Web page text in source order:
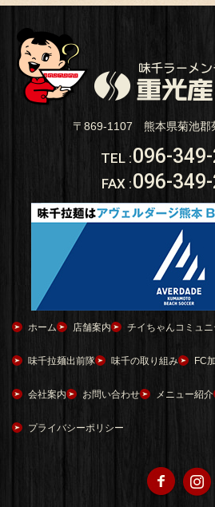
〒869-1107 熊本県菊池郡
TEL :096-
FAX :096-
ホーム 店舗案内 チイちゃんコミュニ
味千拉麺出前隊 味千の取り組み FC
会社案内 お問い合わせ メニュー紹介
プライバシーポリシー